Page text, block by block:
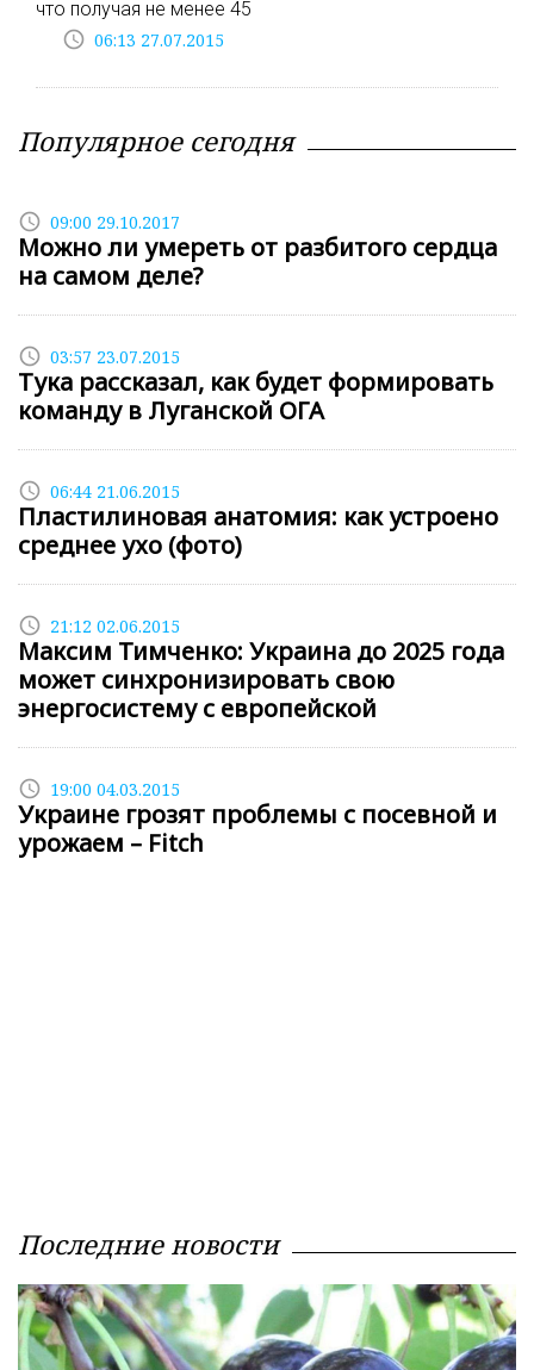
что получая не менее 45
access_time 06:13 27.07.2015
Популярное сегодня
access_time 09:00 29.10.2017
Можно ли умереть от разбитого сердца
на самом деле?
access_time 03:57 23.07.2015
Тука рассказал, как будет формировать
команду в Луганской ОГА
access_time 06:44 21.06.2015
Пластилиновая анатомия: как устроено
среднее ухо (фото)
access_time 21:12 02.06.2015
Максим Тимченко: Украина до 2025 года
может синхронизировать свою
энергосистему с европейской
access_time 19:00 04.03.2015
Украине грозят проблемы с посевной и
урожаем – Fitch
Последние новости